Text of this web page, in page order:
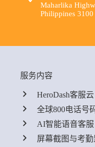
Maharlika
Philippines 3100
服务内容
HeroDash客服云
全球800电话号
AI智能语音客服
屏幕截图与考